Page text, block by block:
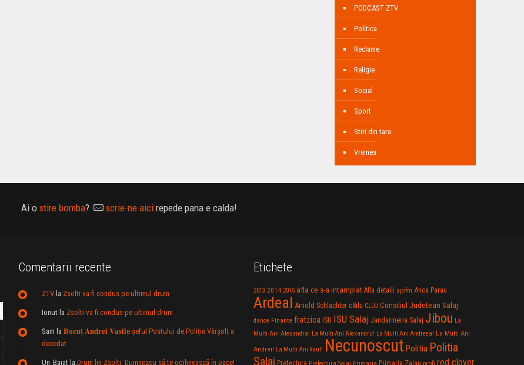
PODCAST ZTV
Politica
Reclame
Religie
Social
Sport
Stiri din tara
Vremea
Ai o stire bomba? scrie-ne aicirepede pana e calda!
Comentarii recente
ZTVla Zsolti va fi condus pe ultimul drum
Ionut la Zsolti va fi condus pe ultimul drum
Sam la 𝐁𝐨𝐜𝐮ț 𝐀𝐧𝐝𝐫𝐞𝐢 𝐕𝐚𝐬𝐢𝐥e şeful Postului de Poliție Vârșolț a
decedat
Un_Baiat la Drum lin Zsolti. Dumnezeu sã te odihneascã în pace!
Etichete
2013 2014 2015 afla ce s-a intamplat Afla detalii ajofm Anca Parau
Ardeal Arnold Schlachter c8ilu CLUJ Consiliul Judetean Salaj
dance Finante fratzica ISU ISU Salaj Jandarmeria Salaj Jibou La
Multi Ani Alexandra! La Multi Ani Alexandru! La Multi Ani Andreea! La Multi Ani
Andrei! La Multi Ani Raul! Necunoscut Politia Politia
Salaj Prefectura Primaria Zalau profi red clover